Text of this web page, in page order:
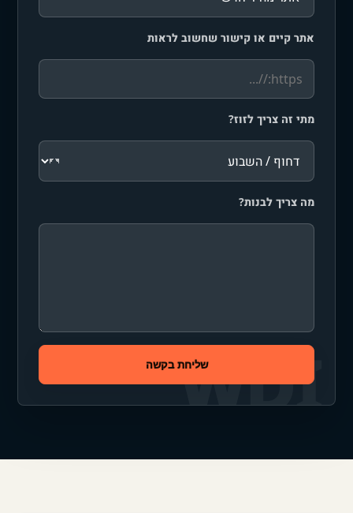
אתר קיים או קישור שחשוב לראות
מתי זה צריך לזוז?
מה צריך לבנות?
שליחת בקשה